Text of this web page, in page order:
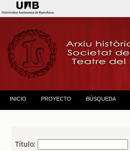
INICIO PROYECTO BÚSQUEDA
Título: